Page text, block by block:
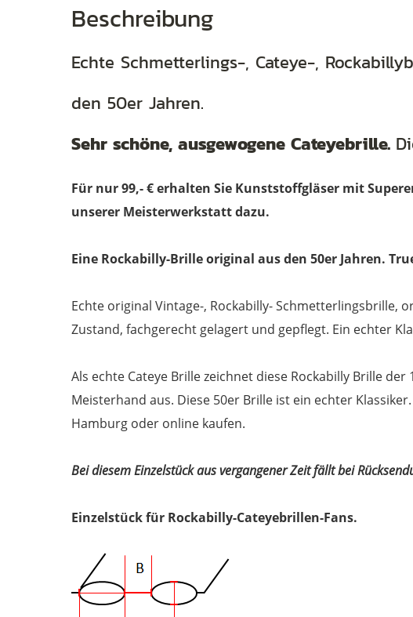
Beschreibung
Echte Schmetterlings-, Cateye-,
den 50er Jahren.
Sehr schöne, ausgewogene Cateyebrille.
Für nur 99,- € erhalten Sie Kunststoffgläser mit
unserer Meisterwerkstatt dazu.
Eine Rockabilly-Brille original aus den 50er Jahren.
Echte original Vintage-, Rockabilly- Schmetterlingsbrille,
Zustand, fachgerecht gelagert und gepflegt. Ein echter
Als echte Cateye Brille zeichnet diese Rockabilly Brille
Meisterhand aus. Diese 50er Brille ist ein echter
Hamburg oder online kaufen.
Bei diesem Einzelstück aus vergangener Zeit fällt bei
Einzelstück für Rockabilly-Cateyebrillen-Fans.